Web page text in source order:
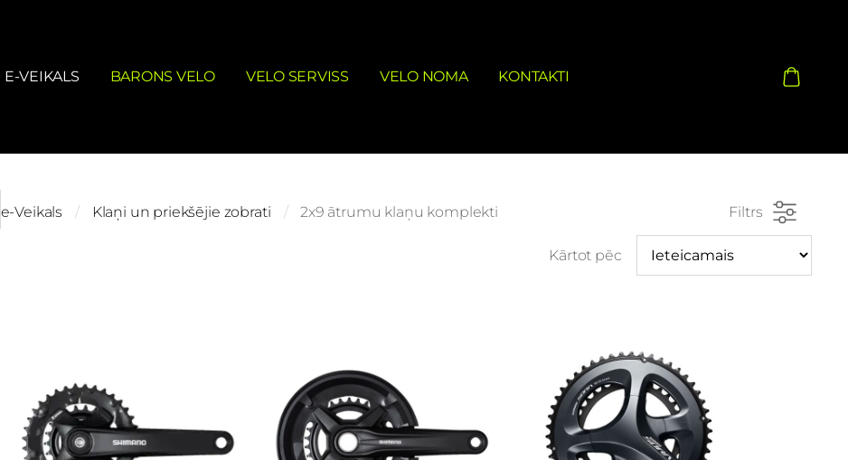
E-VEIKALS BARONS VELO VELO SERVISS VELO NOMA KONTAKTI
e-Veikals Klaņi un priekšējie zobrati 2x9 ātrumu klaņu komplekti Filtrs
Kārtot pēc